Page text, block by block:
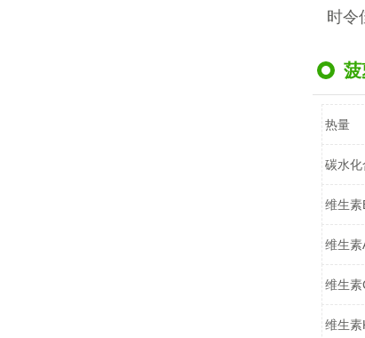
时令
菠
热量
碳水化
维生
维生素
维生素
维生素